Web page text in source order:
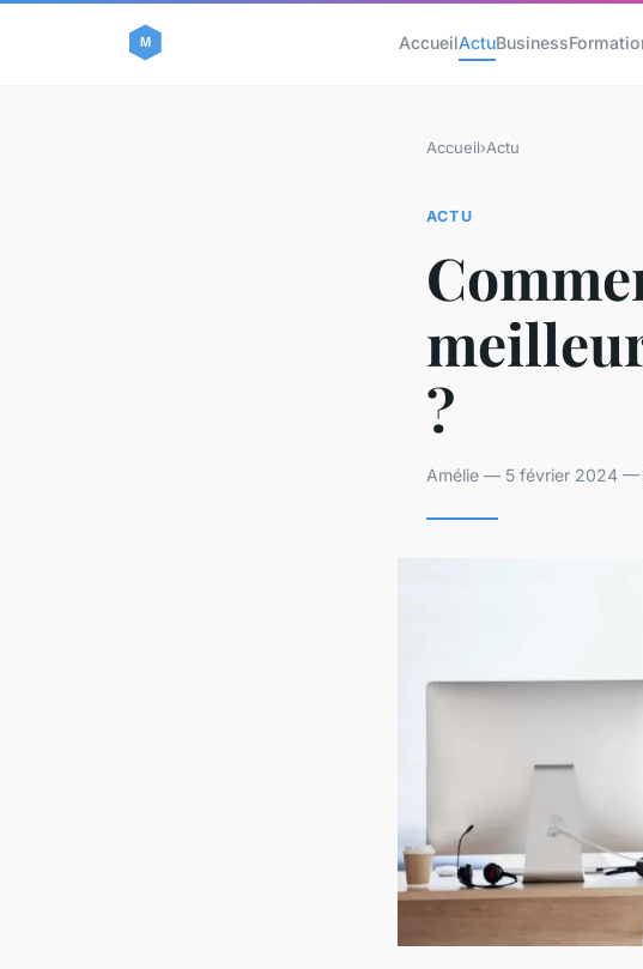
AccueilActuBusiness
Accueil›Actu
ACTU
?
Amélie — 5 février 2024 —